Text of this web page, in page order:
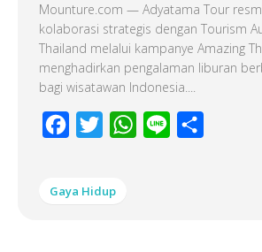
Mounture.com — Adyatama Tour
kolaborasi strategis dengan Tourism
Thailand melalui kampanye Amazing
menghadirkan pengalaman liburan
bagi wisatawan Indonesia....
Facebook
Twitter WhatsApp
Line
Gaya Hidup